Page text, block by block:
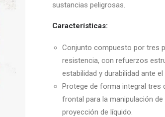
sustancias peligrosas.
Características:
Conjunto compuesto por tres
resistencia, con refuerzos
estabilidad y durabilidad ante
Protege de forma integral tres
frontal para la manipulación
proyección de líquido.